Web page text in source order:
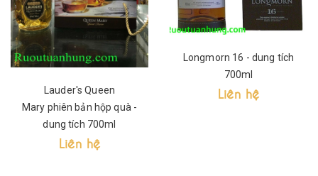
Lauder's Queen
Mary phiên bản hộp quà -
dung tích 700ml
Liên hệ
Longmorn 16 - dung tích
700ml
Liên hệ